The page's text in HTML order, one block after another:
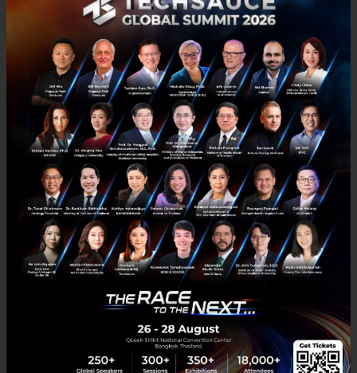
Thai Union เผยปี63 กวาดกำไร 6,246 ล้านบาท โต 63.7%
รับอานิสงค์ผู้บริโภคหันมาทำอาหารเองที่บ้านมากขึ้น
บริษัท ไทยยูเนี่ยน กรุ๊ป จำกัด (มหาชน) หรือ TU รายงานผลประกอบการปี
2563 ทำผลงานยอดเยี่ยม โดยมียอดขายอยู่ที่ระดับ 132,402 ล้านบาท
เพิ่มขึ้น 4.9% มีกำไรสุทธิ 6,246 ล้านบาท เพิ่มขึ้น...
กุมภาพันธ์ 23, 2021| By
Techsauce Team
News TU ไทยยูเนี่ยน